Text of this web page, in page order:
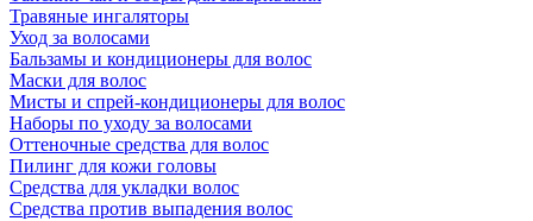
Травяные ингаляторы
Уход за волосами
Бальзамы и кондиционеры для волос
Маски для волос
Мисты и спрей-кондиционеры для волос
Наборы по уходу за волосами
Оттеночные средства для волос
Пилинг для кожи головы
Средства для укладки волос
Средства против выпадения волос